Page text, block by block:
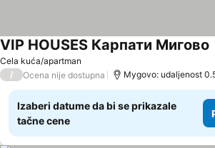
Cela kuća/apartman
VIP HOUSES Карпати Мигово
/ Ocena nije dostupna Mygovo: udaljenost
Izaberi datume da bi se prikazale
tačne cene